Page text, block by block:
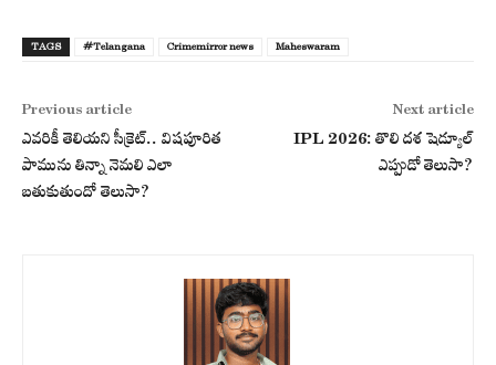
TAGS #Telangana Crimemirror news Maheswaram
Previous article
ఎవరికీ తెలియని సీక్రెట్.. విషపూరిత
పామును తిన్నా నెమలి ఎలా
బతుకుతుందో తెలుసా?
Next article
IPL 2026: తొలి దశ షెడ్యూల్
ఎప్పుడో తెలుసా?